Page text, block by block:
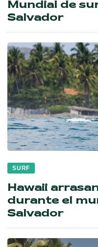
Mundial de
Salvador
SURF
Hawaii
durante el
Salvador